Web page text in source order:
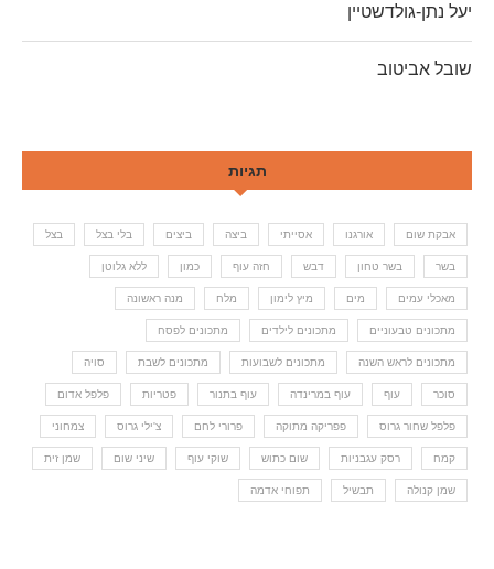
יעל נתן-גולדשטיין
שובל אביטוב
תגיות
אבקת שום אורגנו אסייתי ביצה ביצים בלי בצל בצל
בשר בשר טחון דבש חזה עוף כמון ללא גלוטן
מאכלי עמים מים מיץ לימון מלח מנה ראשונה
מתכונים טבעוניים מתכונים לילדים מתכונים לפסח
מתכונים לראש השנה מתכונים לשבועות מתכונים לשבת סויה
סוכר עוף עוף במרינדה עוף בתנור פטריות פלפל אדום
פלפל שחור גרוס פפריקה מתוקה פרורי לחם צ'ילי גרוס צמחוני
קמח רסק עגבניות שום כתוש שוקי עוף שיני שום שמן זית
שמן קנולה תבשיל תפוחי אדמה